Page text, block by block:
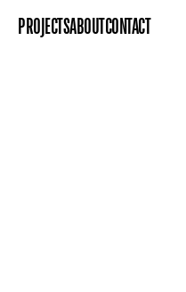
PROJECTSABOUTCONTACT